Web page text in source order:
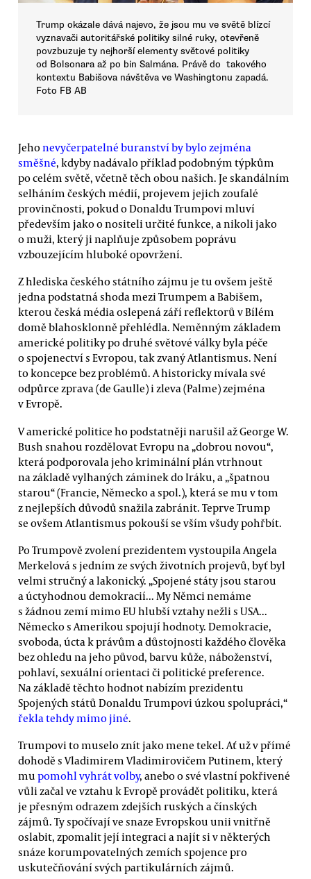
Trump okázale dává najevo, že jsou mu ve světě blízcí
vyznavači autoritářské politiky silné ruky, otevřeně
povzbuzuje ty nejhorší elementy světové politiky
od Bolsonara až po bin Salmána. Právě do takového
kontextu Babišova návštěva ve Washingtonu zapadá.
Foto FB AB
Jehonevyčerpatelné buranství by bylo zejména
směšné, kdyby nadávalo příklad podobným týpkům
po celém světě, včetně těch obou našich. Je skandálním
selháním českých médií, projevem jejich zoufalé
provinčnosti, pokud o Donaldu Trumpovi mluví
především jako o nositeli určité funkce, a nikoli jako
o muži, který ji naplňuje způsobem poprávu
vzbouzejícím hluboké opovržení.
Z hlediska českého státního zájmu je tu ovšem ještě
jedna podstatná shoda mezi Trumpem a Babišem,
kterou česká média oslepená září reflektorů v Bílém
domě blahosklonně přehlédla. Neměnným základem
americké politiky po druhé světové války byla péče
o spojenectví s Evropou, tak zvaný Atlantismus. Není
to koncepce bez problémů. A historicky mívala své
odpůrce zprava (de Gaulle) i zleva (Palme) zejména
v Evropě.
V americké politice ho podstatněji narušil až George W.
Bush snahou rozdělovat Evropu na „dobrou novou“,
která podporovala jeho kriminální plán vtrhnout
na základě vylhaných záminek do Iráku, a „špatnou
starou“ (Francie, Německo a spol.), která se mu v tom
z nejlepších důvodů snažila zabránit. Teprve Trump
se ovšem Atlantismus pokouší se vším všudy pohřbít.
Po Trumpově zvolení prezidentem vystoupila Angela
Merkelová s jedním ze svých životních projevů, byť byl
velmi stručný a lakonický. „Spojené státy jsou starou
a úctyhodnou demokracií... My Němci nemáme
s žádnou zemí mimo EU hlubší vztahy nežli s USA...
Německo s Amerikou spojují hodnoty. Demokracie,
svoboda, úcta k právům a důstojnosti každého člověka
bez ohledu na jeho původ, barvu kůže, náboženství,
pohlaví, sexuální orientaci či politické preference.
Na základě těchto hodnot nabízím prezidentu
Spojených států Donaldu Trumpovi úzkou spolupráci,“
řekla tehdy mimo jiné.
Trumpovi to muselo znít jako mene tekel. Ať už v přímé
dohodě s Vladimirem Vladimirovičem Putinem, který
mu pomohl vyhrát volby, anebo o své vlastní pokřivené
vůli začal ve vztahu k Evropě provádět politiku, která
je přesným odrazem zdejších ruských a čínských
zájmů. Ty spočívají ve snaze Evropskou unii vnitřně
oslabit, zpomalit její integraci a najít si v některých
snáze korumpovatelných zemích spojence pro
uskutečňování svých partikulárních zájmů.